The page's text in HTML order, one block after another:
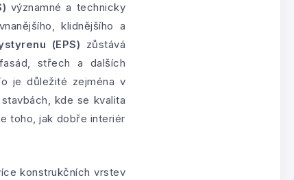
významné a technicky
klidnějšího a
(EPS) zůstává
střech a dalších
je důležité zejména v
kde se kvalita
toho, jak dobře interiér
konstrukčních vrstev